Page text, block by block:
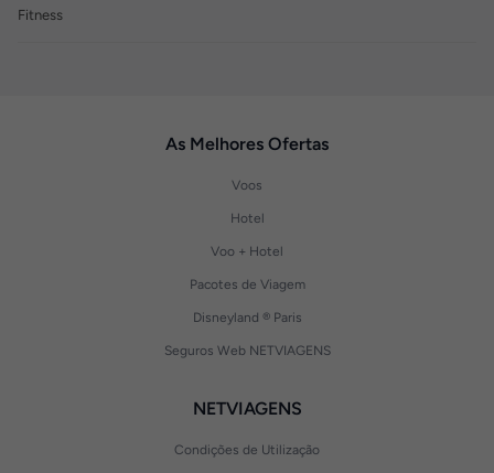
Fitness
As Melhores Ofertas
Voos
Hotel
Voo + Hotel
Pacotes de Viagem
Disneyland ® Paris
Seguros Web NETVIAGENS
NETVIAGENS
Condições de Utilização